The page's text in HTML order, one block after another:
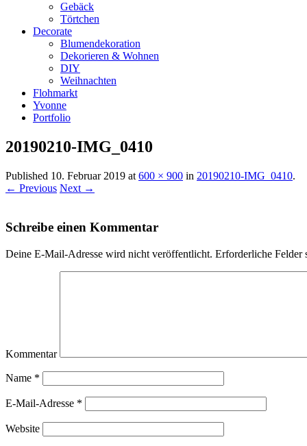
Gebäck
Törtchen
Decorate
Blumendekoration
Dekorieren & Wohnen
DIY
Weihnachten
Flohmarkt
Yvonne
Portfolio
20190210-IMG_0410
Published 10. Februar 2019 at 600 × 900 in 20190210-IMG_0410.
← Previous Next →
Schreibe einen Kommentar
Deine E-Mail-Adresse wird nicht veröffentlicht. Erforderliche Felder
Kommentar
Name *
E-Mail-Adresse *
Website